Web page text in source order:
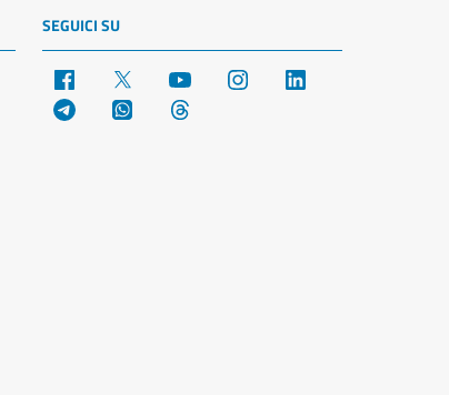
SEGUICI SU
Facebook YouTube Instagram
Telegram WhatsApp